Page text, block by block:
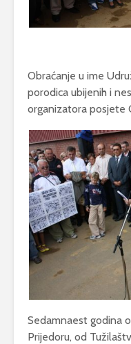
Obraćanje u ime
porodica ubijenih i
organizatora posjete
Sedamnaest godina
Prijedoru, od